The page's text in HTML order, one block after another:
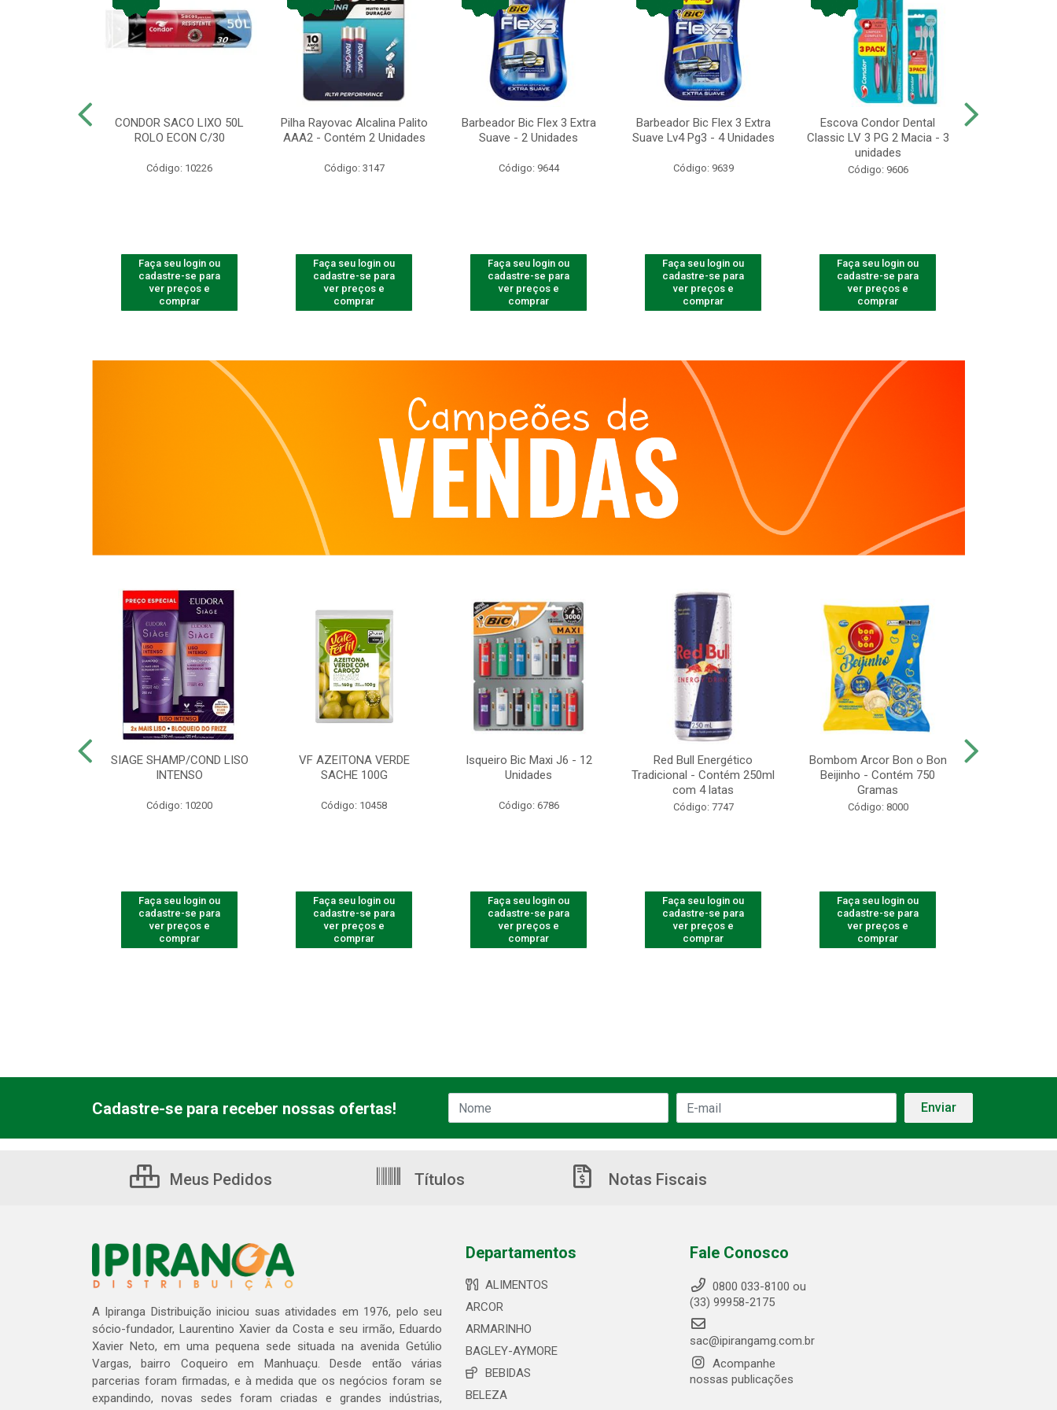
CONDOR SACO LIXO 50L
ROLO ECON C/30
Código: 10226
Faça seu login ou
cadastre-se para
ver preços e
comprar
Pilha Rayovac Alcalina Palito
AAA2 - Contém 2 Unidades
Código: 3147
Faça seu login ou
cadastre-se para
ver preços e
comprar
Barbeador Bic Flex 3 Extra
Suave - 2 Unidades
Código: 9644
Faça seu login ou
cadastre-se para
ver preços e
comprar
Barbeador Bic Flex 3 Extra
Suave Lv4 Pg3 - 4 Unidades
Código: 9639
Faça seu login ou
cadastre-se para
ver preços e
comprar
Escova Condor Dental
Classic LV 3 PG 2 Macia - 3
unidades
Código: 9606
Faça seu login ou
cadastre-se para
ver preços e
comprar
SIAGE SHAMP/COND LISO
INTENSO
Código: 10200
Faça seu login ou
cadastre-se para
ver preços e
comprar
VF AZEITONA VERDE
SACHE 100G
Código: 10458
Faça seu login ou
cadastre-se para
ver preços e
comprar
Isqueiro Bic Maxi J6 - 12
Unidades
Código: 6786
Faça seu login ou
cadastre-se para
ver preços e
comprar
Red Bull Energético
Tradicional - Contém 250ml
com 4 latas
Código: 7747
Faça seu login ou
cadastre-se para
ver preços e
comprar
Bombom Arcor Bon o Bon
Beijinho - Contém 750
Gramas
Código: 8000
Faça seu login ou
cadastre-se para
ver preços e
comprar
Cadastre-se para receber nossas ofertas!
Meus Pedidos Títulos Notas Fiscais
A Ipiranga Distribuição iniciou suas atividades em 1976, pelo seu
sócio-fundador, Laurentino Xavier da Costa e seu irmão, Eduardo
Xavier Neto, em uma pequena sede situada na avenida Getúlio
Vargas, bairro Coqueiro em Manhuaçu. Desde então várias
parcerias foram firmadas, e à medida que os negócios foram se
expandindo, novas sedes foram criadas e grandes indústrias,
Departamentos
ALIMENTOS
ARCOR
ARMARINHO
BAGLEY-AYMORE
BEBIDAS
BELEZA
Fale Conosco
0800 033-8100 ou
(33) 99958-2175
sac@ipirangamg.com.br
Acompanhe
nossas publicações